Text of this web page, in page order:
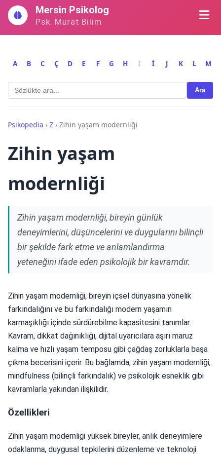
İçeriğe
geç
Mersin Psikolog
Psk. Murat Bilim
A B C Ç D E F G H I İ J K L M
Ara
Psikopedia › Z › Zihin yaşam modernliği
Zihin yaşam
modernliği
Zihin yaşam modernliği, bireyin günlük
deneyimlerini, düşüncelerini ve duygularını bilinçli
bir şekilde fark etme ve anlamlandırma
yeteneğini ifade eden psikolojik bir kavramdır.
Zihin yaşam modernliği, bireyin içsel dünyasına yönelik
farkındalığını ve bu farkındalığı modern yaşamın
karmaşıklığı içinde sürdürebilme kapasitesini tanımlar.
Kavram, dikkat dağınıklığı, dijital uyarıcılara aşırı maruz
kalma ve hızlı yaşam temposu gibi çağdaş zorluklarla başa
çıkma becerisini içerir. Bu bağlamda, zihin yaşam modernliği,
mindfulness (bilinçli farkındalık) ve psikolojik esneklik gibi
kavramlarla yakından ilişkilidir.
Özellikleri
Zihin yaşam modernliği yüksek bireyler, anlık deneyimlere
odaklanma, duygusal tepkilerini düzenleme ve teknoloji